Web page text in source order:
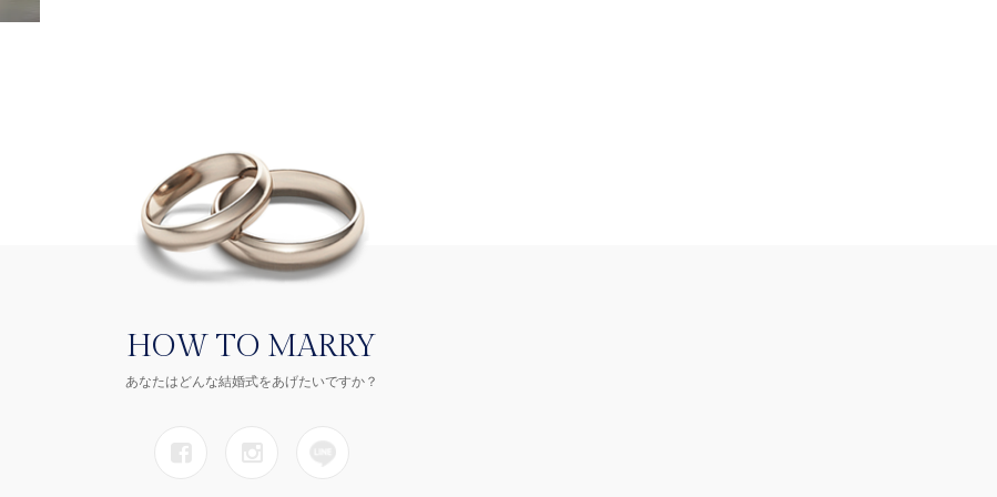
HOW TO MARRY
あなたはどんな結婚式をあげたいですか？